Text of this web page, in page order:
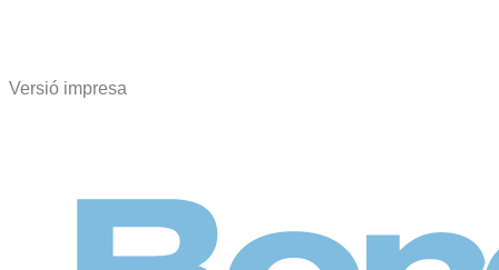
Versió impresa